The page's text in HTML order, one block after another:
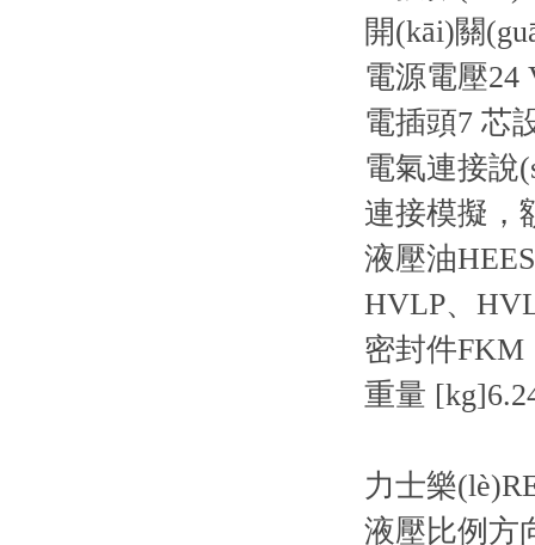
開(kāi)關
電源電壓24
電插頭7 芯
電氣連接說
連接模擬，
液壓油
HVLP、
密封件FKM
重量 [kg]
力士樂
液壓比例方